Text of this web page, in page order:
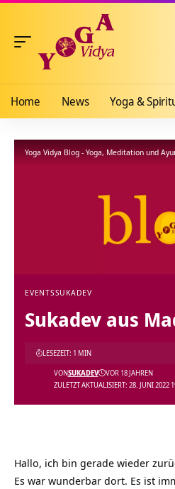
Home News Yoga &
Yoga Vidya Blog - Yoga, Meditation und
EVENTSSUKADEV
Sukadev aus
ZULETZT AKTUALISIERT: 28. JUNI 2022
VONSUKADEV VOR 18 JAHREN
LESEZEIT: 1 MIN
Hallo, ich bin gerade wieder
Es war wunderbar dort. Es ist